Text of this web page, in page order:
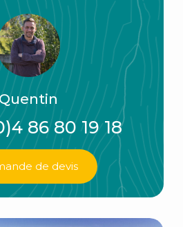
86 80 19 18
de devis